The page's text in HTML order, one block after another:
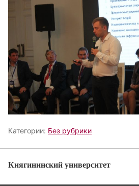
Категории: Без рубрики
Княгининский университет